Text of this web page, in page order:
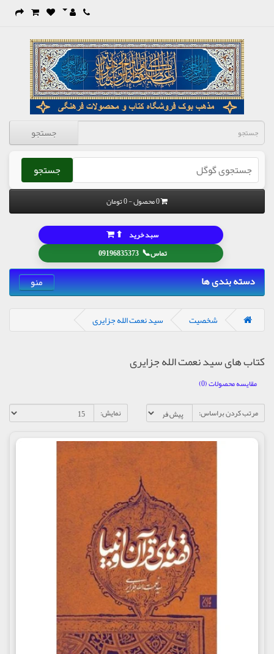
جستجو
جستجو
0 محصول - 0 تومان
تماس📞
09196835373
سبد خرید ⬆
دسته بندی ها منو
شخصیت سید نعمت الله جزایری
کتاب های سید نعمت الله جزایری
مقایسه محصولات (0)
مرتب کردن براساس:
نمایش: